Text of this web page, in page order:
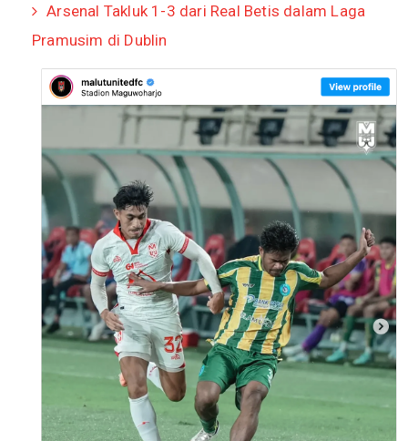
Arsenal Takluk 1-3 dari Real Betis dalam Laga
Pramusim di Dublin